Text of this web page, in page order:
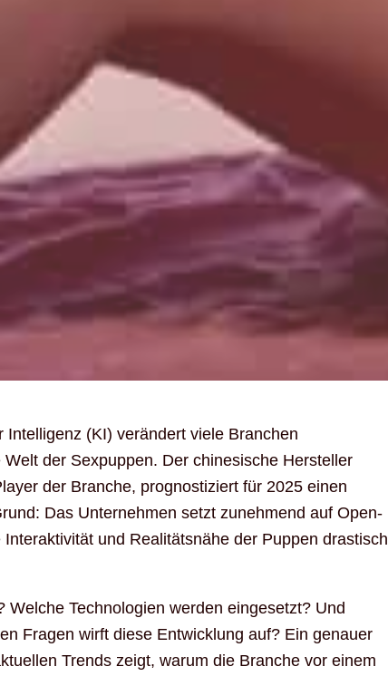
Intelligenz (KI) verändert viele Branchen
der Sexpuppen. Der chinesische Hersteller
der Branche, prognostiziert für 2025 einen
Das Unternehmen setzt zunehmend auf Open-
und Realitätsnähe der Puppen drastisch
Technologien werden eingesetzt? Und
Fragen wirft diese Entwicklung auf? Ein genauer
Trends zeigt, warum die Branche vor einem